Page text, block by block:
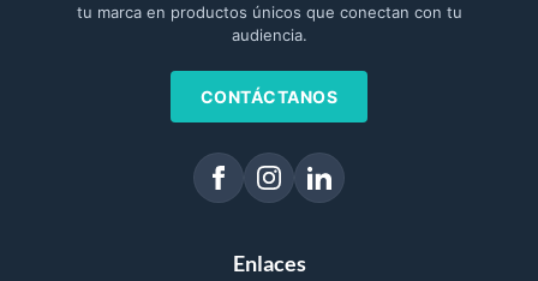
tu marca en productos únicos que conectan con tu
audiencia.
CONTÁCTANOS
Enlaces